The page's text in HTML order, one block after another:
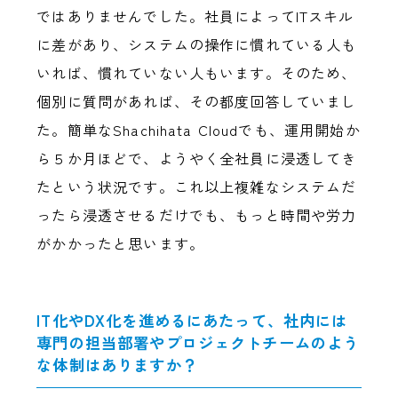
ではありませんでした。社員によってITスキル
に差があり、システムの操作に慣れている人も
いれば、慣れていない人もいます。そのため、
個別に質問があれば、その都度回答していまし
た。簡単なShachihata Cloudでも、運用開始か
ら５か月ほどで、ようやく全社員に浸透してき
たという状況です。これ以上複雑なシステムだ
ったら浸透させるだけでも、もっと時間や労力
がかかったと思います。
IT化やDX化を進めるにあたって、社内には
専門の担当部署やプロジェクトチームのよう
な体制はありますか？